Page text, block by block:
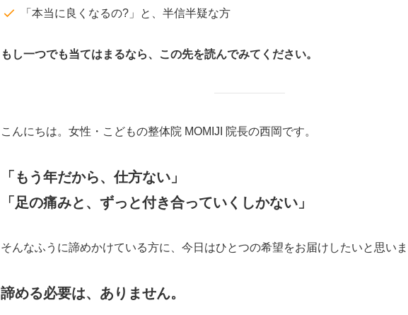
「本当に良くなるの?」と、半信半疑な方
もし一つでも当てはまるなら、この先を読んでみてください。
こんにちは。女性・こどもの整体院 MOMIJI 院長の西岡です。
「もう年だから、仕方ない」
「足の痛みと、ずっと付き合っていくしかない」
そんなふうに諦めかけている方に、今日はひとつの希望をお届けしたいと思い
諦める必要は、ありません。